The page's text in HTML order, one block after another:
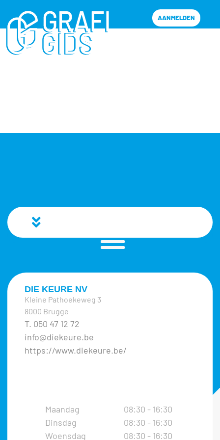
AANMELDEN
DIE KEURE NV
Kleine Pathoekeweg 3
8000 Brugge
T. 050 47 12 72
info@diekeure.be
https://www.diekeure.be/
Maandag
08:30 - 16:30
Dinsdag
08:30 - 16:30
Woensdag
08:30 - 16:30